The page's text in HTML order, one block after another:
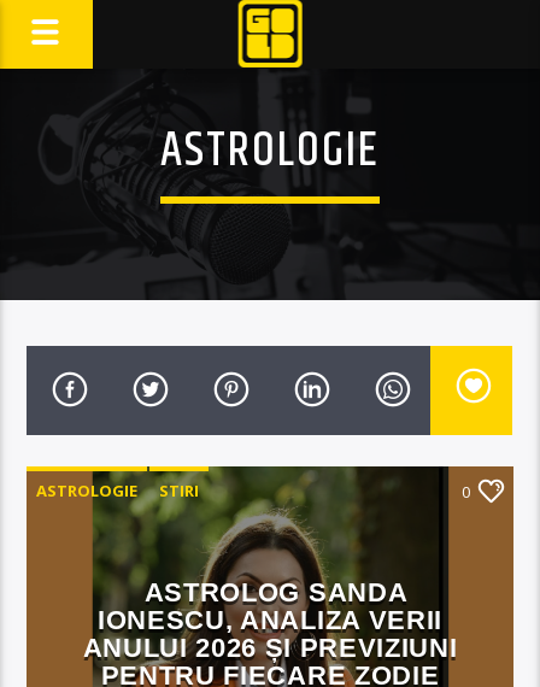
ASTROLOGIE
ASTROLOGIE STIRI 0
ASTROLOG SANDA
IONESCU, ANALIZA VERII
ANULUI 2026 ȘI PREVIZIUNI
PENTRU FIECARE ZODIE